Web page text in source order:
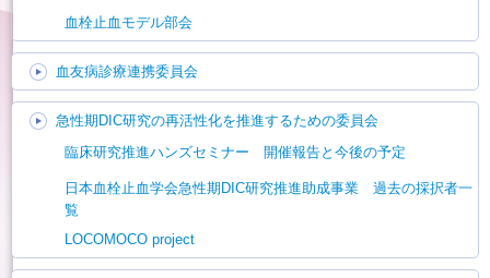
血栓止血モデル部会
血友病診療連携委員会
急性期DIC研究の再活性化を推進するための委員会
臨床研究推進ハンズセミナー 開催報告と今後の予定
日本血栓止血学会急性期DIC研究推進助成事業 過去の採択者一
覧
LOCOMOCO project